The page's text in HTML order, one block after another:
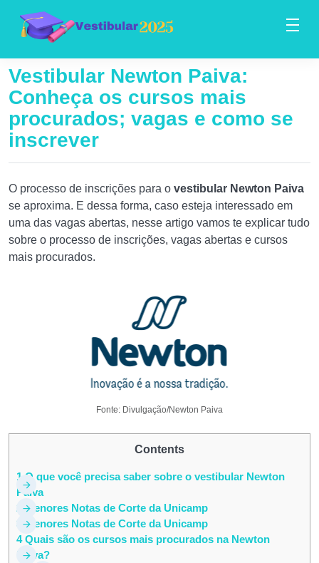
Vestibular Newton Paiva:
Conheça os cursos mais
procurados; vagas e como se
inscrever
O processo de inscrições para o vestibular Newton Paiva
se aproxima. E dessa forma, caso esteja interessado em
uma das vagas abertas, nesse artigo vamos te explicar tudo
sobre o processo de inscrições, vagas abertas e cursos
mais procurados.
Fonte: Divulgação/Newton Paiva
Contents
1 O que você precisa saber sobre o vestibular Newton
Paiva
2 Menores Notas de Corte da Unicamp
3 Menores Notas de Corte da Unicamp
4Quais são os cursos mais procurados na Newton
Paiva?